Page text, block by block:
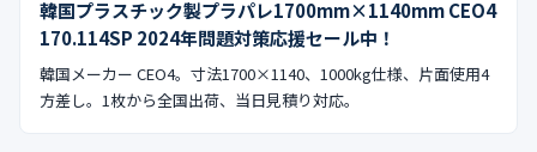
韓国プラスチック製プラパレ1700mm×1140mm CEO4
170.114SP 2024年問題対策応援セール中！
韓国メーカー CEO4。寸法1700×1140、1000kg仕様、片面使用4
方差し。1枚から全国出荷、当日見積り対応。